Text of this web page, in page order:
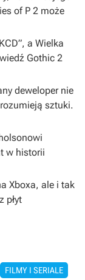
of P 2 może
a Wielka
Gothic 2
deweloper nie
sztuki.
w historii
Xboxa, ale i tak
płyt
FILMY I SERIALE